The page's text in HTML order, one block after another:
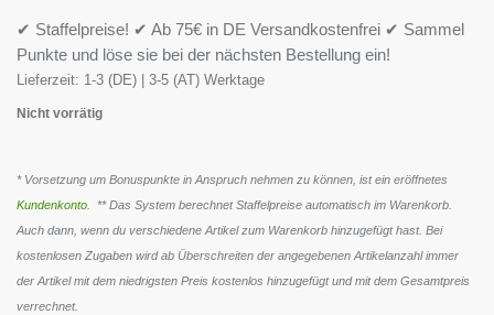
✔ Staffelpreise! ✔ Ab 75€ in DE Versandkostenfrei ✔ Sammel
Punkte und löse sie bei der nächsten Bestellung ein!
Lieferzeit: 1-3 (DE) | 3-5 (AT) Werktage
Nicht vorrätig
* Vorsetzung um Bonuspunkte in Anspruch nehmen zu können, ist ein eröffnetes
Kundenkonto . ** Das System berechnet Staffelpreise automatisch im Warenkorb.
Auch dann, wenn du verschiedene Artikel zum Warenkorb hinzugefügt hast. Bei
kostenlosen Zugaben wird ab Überschreiten der angegebenen Artikelanzahl immer
der Artikel mit dem niedrigsten Preis kostenlos hinzugefügt und mit dem Gesamtpreis
verrechnet.